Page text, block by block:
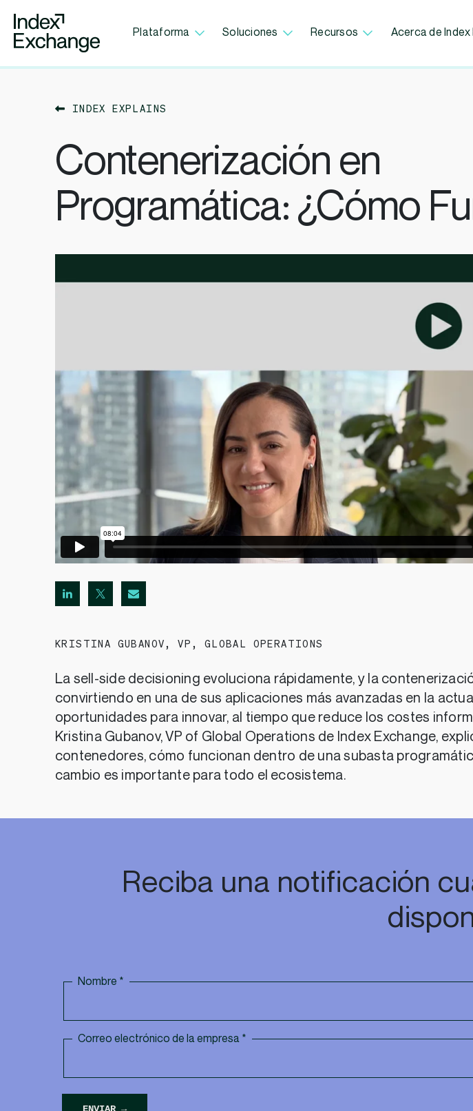
Index Exchange Home page
Plataforma Soluciones Recursos Acerca de Index
INDEX EXPLAINS
Contenerización en
Programática: ¿Cómo
KRISTINA GUBANOV,VP, GLOBAL OPERATIONS
La sell-side decisioning evoluciona rápidamente, y la
convirtiendo en una de sus aplicaciones más avanzadas en la
oportunidades para innovar, al tiempo que reduce los costes
Kristina Gubanov, VP of Global Operations de Index Exchange,
contenedores, cómo funcionan dentro de una subasta
cambio es importante para todo el ecosistema.
Reciba una notificación